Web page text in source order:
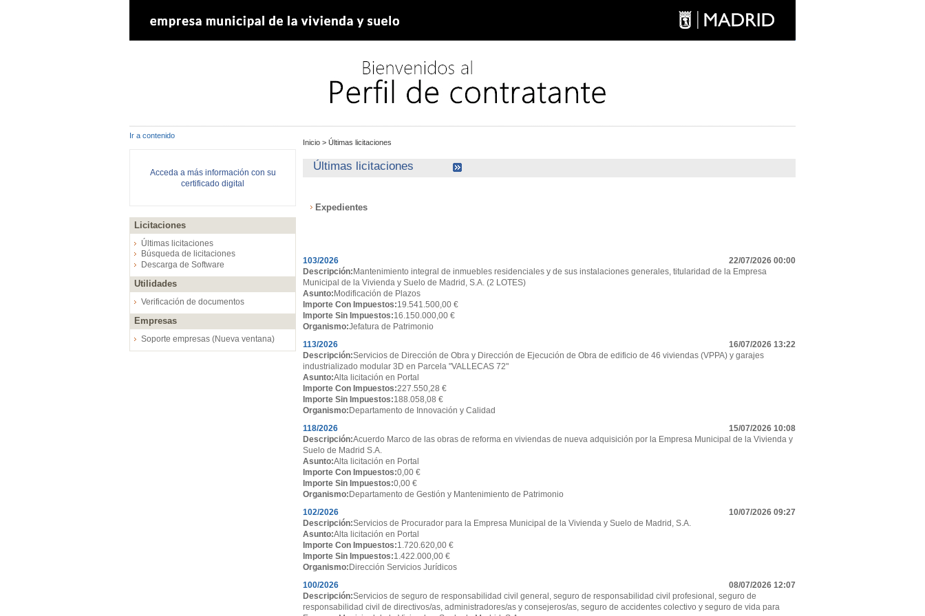
Ir a contenido
Acceda a más información con su
certificado digital
Licitaciones
Últimas licitaciones
Búsqueda de licitaciones
Descarga de Software
Utilidades
Verificación de documentos
Empresas
Soporte empresas (Nueva ventana)
Inicio > Últimas licitaciones
Últimas licitaciones
Expedientes
22/07/2026 00:00
103/2026
Descripción: Mantenimiento integral de inmuebles residenciales y de sus instalaciones generales, titularidad de la Empresa
Municipal de la Vivienda y Suelo de Madrid, S.A. (2 LOTES)
Asunto: Modificación de Plazos
Importe Con Impuestos:19.541.500,00 €
Importe Sin Impuestos:16.150.000,00 €
Organismo:Jefatura de Patrimonio
16/07/2026 13:22
113/2026
Descripción:Servicios de Dirección de Obra y Dirección de Ejecución de Obra de edificio de 46 viviendas (VPPA) y garajes
industrializado modular 3D en Parcela "VALLECAS 72"
Asunto:Alta licitación en Portal
Importe Con Impuestos:227.550,28 €
Importe Sin Impuestos:188.058,08 €
Organismo: Departamento de Innovación y Calidad
15/07/2026 10:08
118/2026
Descripción:Acuerdo Marco de las obras de reforma en viviendas de nueva adquisición por la Empresa Municipal de la Vivienda y
Suelo de Madrid S.A.
Asunto:Alta licitación en Portal
Importe Con Impuestos:0,00 €
Importe Sin Impuestos:0,00 €
Organismo: Departamento de Gestión y Mantenimiento de Patrimonio
10/07/2026 09:27
102/2026
Descripción:Servicios de Procurador para la Empresa Municipal de la Vivienda y Suelo de Madrid, S.A.
Asunto:Alta licitación en Portal
Importe Con Impuestos:1.720.620,00 €
Importe Sin Impuestos:1.422.000,00 €
Organismo: Dirección Servicios Jurídicos
08/07/2026 12:07
100/2026
Descripción:Servicios de seguro de responsabilidad civil general, seguro de responsabilidad civil profesional, seguro de
responsabilidad civil de directivos/as, administradores/as y consejeros/as, seguro de accidentes colectivo y seguro de vida para